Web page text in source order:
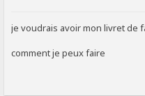
je voudrais avoir mon livret de
comment je peux faire